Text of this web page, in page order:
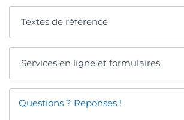
Textes de référence
Services en ligne et formulaires
Questions ? Réponses !